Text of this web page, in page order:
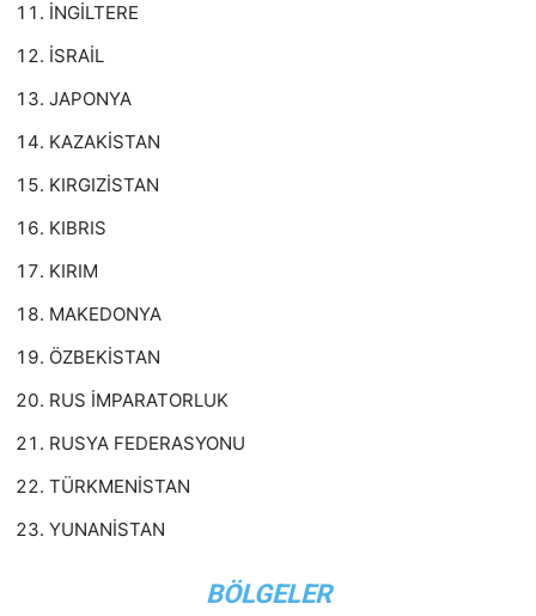
İNGİLTERE
İSRAİL
JAPONYA
KAZAKİSTAN
KIRGIZİSTAN
KIBRIS
KIRIM
MAKEDONYA
ÖZBEKİSTAN
RUS İMPARATORLUK
RUSYA FEDERASYONU
TÜRKMENİSTAN
YUNANİSTAN
BÖLGELER